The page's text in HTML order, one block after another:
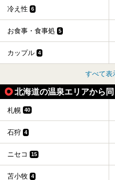
冷え性 6
お食事・食事処 5
カップル 4
すべて表
北海道の温泉エリアから
札幌 40
石狩 4
ニセコ 15
苫小牧 4